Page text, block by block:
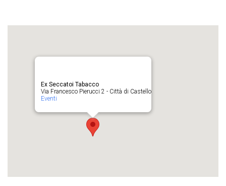
Ex Seccatoi Tabacco
Via Francesco Pierucci 2 - Città di Castello
Eventi